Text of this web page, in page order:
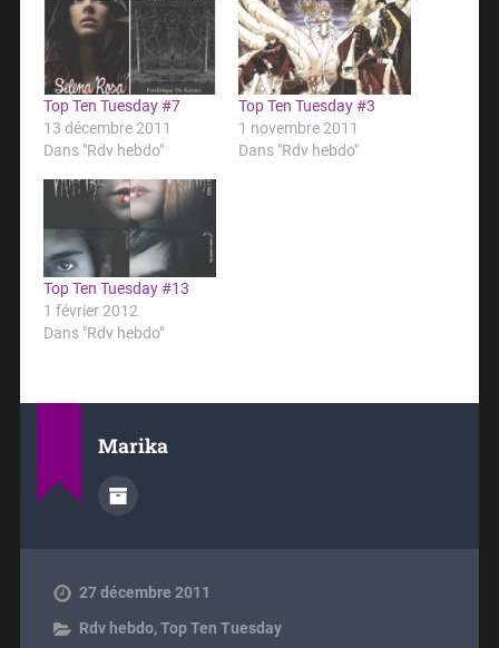
Top Ten Tuesday #7
13 décembre 2011
Dans "Rdv hebdo"
Top Ten Tuesday #3
1 novembre 2011
Dans "Rdv hebdo"
Top Ten Tuesday #13
1 février 2012
Dans "Rdv hebdo"
Marika
27 décembre 2011
Rdv hebdo,Top Ten Tuesday